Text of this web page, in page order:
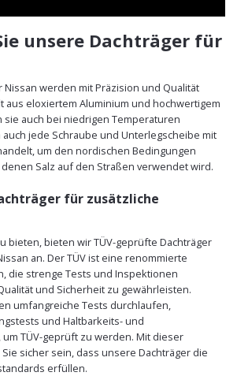
unsere Dachträger für
werden mit Präzision und Qualität
aus eloxiertem Aluminium und hochwertigem
sie auch bei niedrigen Temperaturen
jede Schraube und Unterlegscheibe mit
um den nordischen Bedingungen
Salz auf den Straßen verwendet wird.
für zusätzliche
bieten, bieten wir TÜV-geprüfte Dachträger
an. Der TÜV ist eine renommierte
die strenge Tests und Inspektionen
und Sicherheit zu gewährleisten.
umfangreiche Tests durchlaufen,
und Haltbarkeits- und
TÜV-geprüft zu werden. Mit dieser
sicher sein, dass unsere Dachträger die
erfüllen.